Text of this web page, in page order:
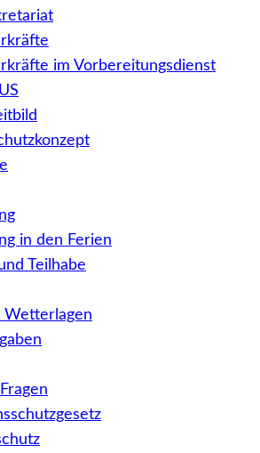
im Vorbereitungsdienst
in den Ferien
Teilhabe
Wetterlagen